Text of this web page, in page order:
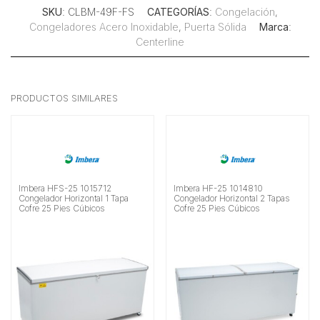
SKU: CLBM-49F-FS CATEGORÍAS: Congelación,
Congeladores Acero Inoxidable, Puerta Sólida Marca:
Centerline
PRODUCTOS SIMILARES
Imbera HFS-25 1015712
Congelador Horizontal 1 Tapa
Cofre 25 Pies Cúbicos
Imbera HF-25 1014810
Congelador Horizontal 2 Tapas
Cofre 25 Pies Cúbicos